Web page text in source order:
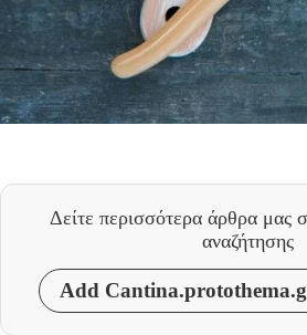
Δείτε περισσότερα άρθρα μας
αναζήτησης
Add